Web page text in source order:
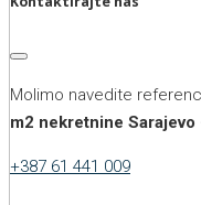
Molimo navedite
m2 nekretnine
+387 61 441 009